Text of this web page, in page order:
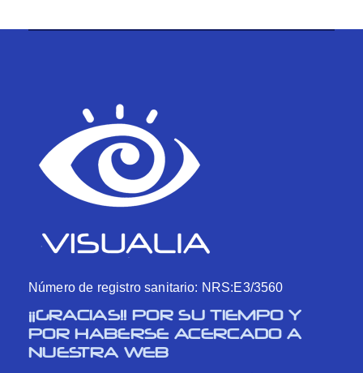
Número de registro sanitario: NRS:E3/3560
¡¡GRACIAS!! POR SU TIEMPO Y
POR HABERSE ACERCADO A
NUESTRA WEB